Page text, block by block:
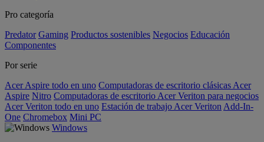
Pro categoría
Predator Gaming Productos sostenibles Negocios Educación
Componentes
Por serie
Acer Aspire todo en uno Computadoras de escritorio clásicas Acer
Aspire Nitro Computadoras de escritorio Acer Veriton para negocios
Acer Veriton todo en uno Estación de trabajo Acer Veriton Add-In-
One Chromebox Mini PC
Windows